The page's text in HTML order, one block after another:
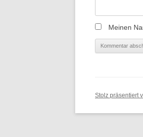
Meinen
Stolz präsentiert